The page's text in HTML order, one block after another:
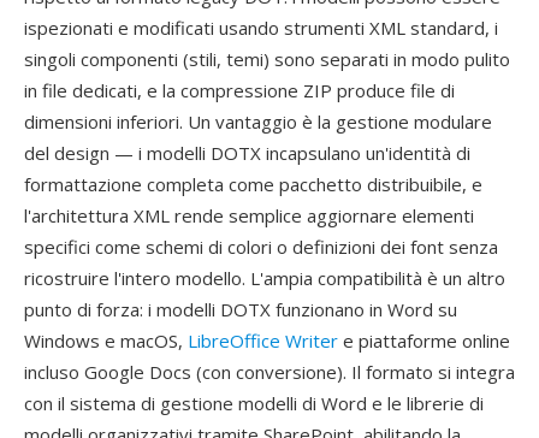
ispezionati e modificati usando strumenti XML standard, i
singoli componenti (stili, temi) sono separati in modo pulito
in file dedicati, e la compressione ZIP produce file di
dimensioni inferiori. Un vantaggio è la gestione modulare
del design — i modelli DOTX incapsulano un'identità di
formattazione completa come pacchetto distribuibile, e
l'architettura XML rende semplice aggiornare elementi
specifici come schemi di colori o definizioni dei font senza
ricostruire l'intero modello. L'ampia compatibilità è un altro
punto di forza: i modelli DOTX funzionano in Word su
Windows e macOS, LibreOffice Writer e piattaforme online
incluso Google Docs (con conversione). Il formato si integra
con il sistema di gestione modelli di Word e le librerie di